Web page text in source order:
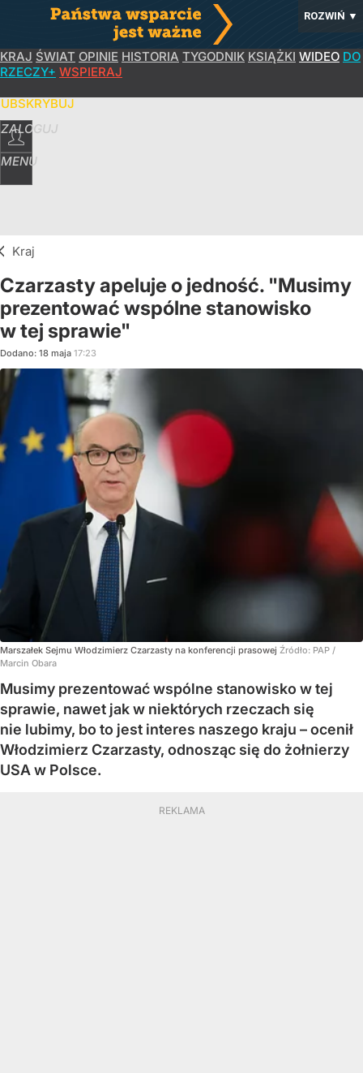
ROZWIŃ ▼
KRAJ ŚWIAT OPINIE HISTORIA TYGODNIK KSIĄŻKI WIDEO DO
RZECZY+ WSPIERAJ
ZALOGUJ
MENU
Kraj
Czarzasty apeluje o jedność. "Musimy
prezentować wspólne stanowisko
w tej sprawie"
Dodano: 18 maja 17:23
Marszałek Sejmu Włodzimierz Czarzasty na konferencji prasowej Źródło: PAP /
Marcin Obara
Musimy prezentować wspólne stanowisko w tej
sprawie, nawet jak w niektórych rzeczach się
nie lubimy, bo to jest interes naszego kraju – ocenił
Włodzimierz Czarzasty, odnosząc się do żołnierzy
USA w Polsce.